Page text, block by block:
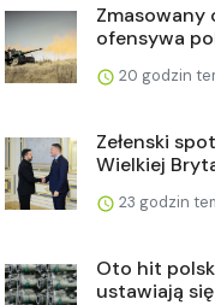
Zmasowany
ofensywa
20 godzin
Zełenski
Wielkiej
23 godzin
Oto hit
ustawiają się